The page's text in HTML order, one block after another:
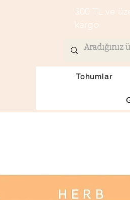
500 TL ve
kargo
Tohumlar